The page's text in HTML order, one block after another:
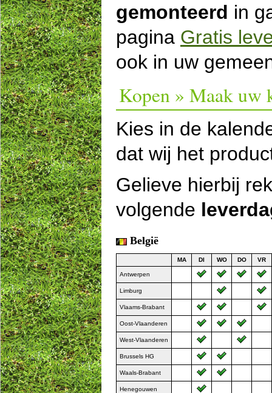
gemonteerd in
pagina Gratis
ook in uw
Kopen » Maak uw
Kies in de
dat wij het
Gelieve hierbij
volgende
België
MA DI WO DO VR
Antwerpen
Limburg
Vlaams-Brabant
Oost-Vlaanderen
West-Vlaanderen
Brussels HG
Waals-Brabant
Henegouwen